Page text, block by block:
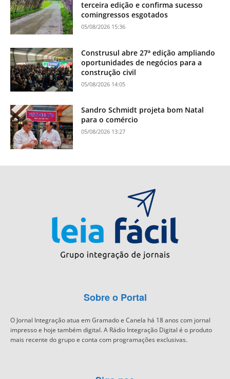
terceira edição e confirma sucesso
comingressos esgotados
05/08/2026 15:36
Construsul abre 27ª edição ampliando
oportunidades de negócios para a
construção civil
05/08/2026 14:05
Sandro Schmidt projeta bom Natal
para o comércio
05/08/2026 13:27
Sobre o Portal
O Jornal Integração atua em Gramado e Canela há 18 anos com jornal
impresso e hoje também digital. A Rádio Integração Digital é o produto
mais recente do grupo e conta com programações exclusivas.